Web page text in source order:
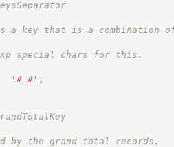
key that is a combination
special chars for this.
' #_#' ,
the grand total records.